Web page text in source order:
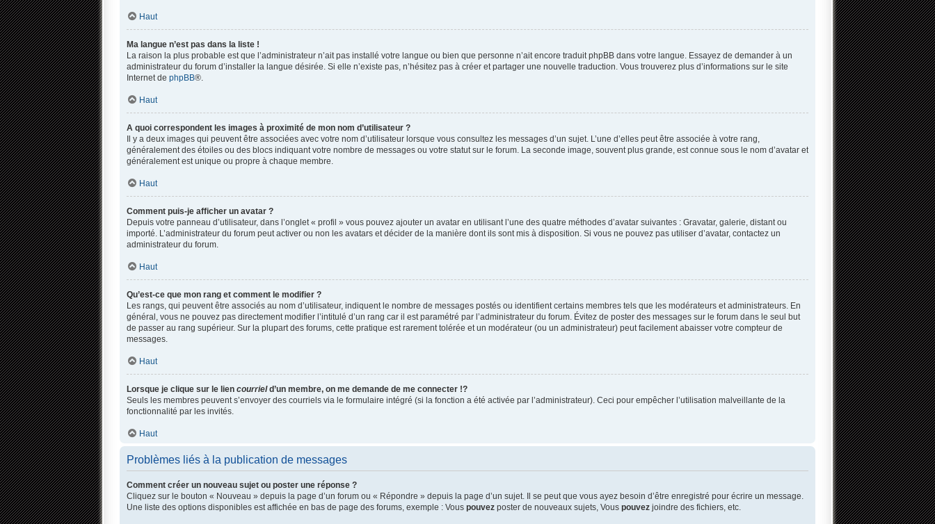
Haut
Ma langue n’est pas dans la liste !
La raison la plus probable est que l’administrateur n’ait pas installé votre langue ou bien que personne n’ait encore traduit phpBB dans votre langue. Essayez de demander à un
administrateur du forum d’installer la langue désirée. Si elle n’existe pas, n’hésitez pas à créer et partager une nouvelle traduction. Vous trouverez plus d’informations sur le site
Internet de phpBB®.
Haut
A quoi correspondent les images à proximité de mon nom d’utilisateur ?
Il y a deux images qui peuvent être associées avec votre nom d’utilisateur lorsque vous consultez les messages d’un sujet. L’une d’elles peut être associée à votre rang,
généralement des étoiles ou des blocs indiquant votre nombre de messages ou votre statut sur le forum. La seconde image, souvent plus grande, est connue sous le nom d’avatar et
généralement est unique ou propre à chaque membre.
Haut
Comment puis-je afficher un avatar ?
Depuis votre panneau d’utilisateur, dans l’onglet « profil » vous pouvez ajouter un avatar en utilisant l’une des quatre méthodes d’avatar suivantes : Gravatar, galerie, distant ou
importé. L’administrateur du forum peut activer ou non les avatars et décider de la manière dont ils sont mis à disposition. Si vous ne pouvez pas utiliser d’avatar, contactez un
administrateur du forum.
Haut
Qu’est-ce que mon rang et comment le modifier ?
Les rangs, qui peuvent être associés au nom d’utilisateur, indiquent le nombre de messages postés ou identifient certains membres tels que les modérateurs et administrateurs. En
général, vous ne pouvez pas directement modifier l’intitulé d’un rang car il est paramétré par l’administrateur du forum. Évitez de poster des messages sur le forum dans le seul but
de passer au rang supérieur. Sur la plupart des forums, cette pratique est rarement tolérée et un modérateur (ou un administrateur) peut facilement abaisser votre compteur de
messages.
Haut
Lorsque je clique sur le lien courrield’un membre, on me demande de me connecter !?
Seuls les membres peuvent s’envoyer des courriels via le formulaire intégré (si la fonction a été activée par l’administrateur). Ceci pour empêcher l’utilisation malveillante de la
fonctionnalité par les invités.
Haut
Problèmes liés à la publication de messages
Comment créer un nouveau sujet ou poster une réponse ?
Cliquez sur le bouton « Nouveau » depuis la page d’un forum ou « Répondre » depuis la page d’un sujet. Il se peut que vous ayez besoin d’être enregistré pour écrire un message.
Une liste des options disponibles est affichée en bas de page des forums, exemple : Vous pouvez poster de nouveaux sujets, Vous pouvez joindre des fichiers, etc.